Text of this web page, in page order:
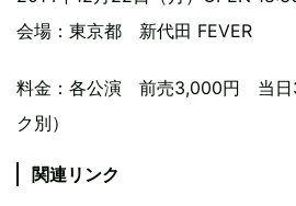
会場：東京都 新代田 FEVER
料金：各公演 前売3,000円 当日
ク別）
関連リンク